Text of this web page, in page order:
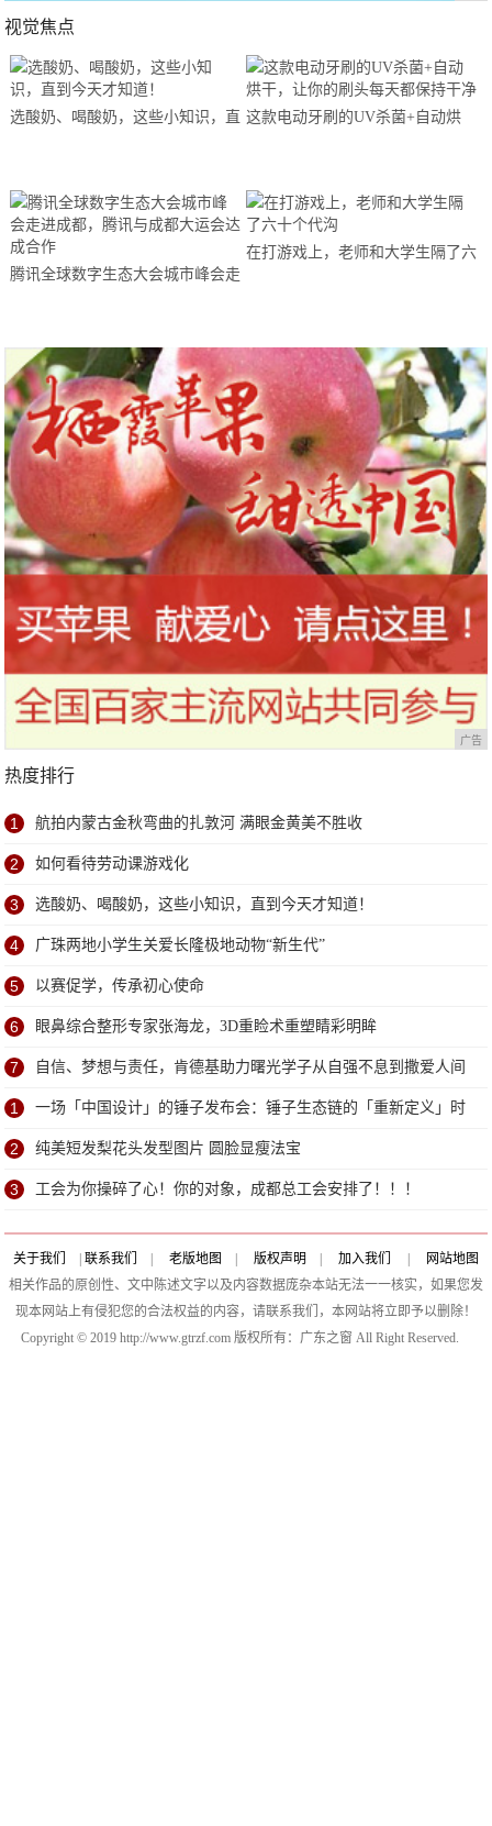
视觉焦点
选酸奶、喝酸奶，这些小知识，直 这款电动牙刷的UV杀菌+自动烘
腾讯全球数字生态大会城市峰会走
在打游戏上，老师和大学生隔了六
广告
热度排行
1 航拍内蒙古金秋弯曲的扎敦河 满眼金黄美不胜收
2 如何看待劳动课游戏化
3 选酸奶、喝酸奶，这些小知识，直到今天才知道！
4 广珠两地小学生关爱长隆极地动物“新生代”
5 以赛促学，传承初心使命
6 眼鼻综合整形专家张海龙，3D重睑术重塑睛彩明眸
7 自信、梦想与责任，肯德基助力曙光学子从自强不息到撒爱人间
1 一场「中国设计」的锤子发布会：锤子生态链的「重新定义」时
刻
2 纯美短发梨花头发型图片 圆脸显瘦法宝
3 工会为你操碎了心！你的对象，成都总工会安排了！！！
关于我们 联系我们 老版地图 版权声明 加入我们
网站地图
相关作品的原创性、文中陈述文字以及内容数据庞杂本站无法一一核实，如果您发
现本网站上有侵犯您的合法权益的内容，请联系我们，本网站将立即予以删除！
Copyright © 2019 http://www.gtrzf.com 版权所有：广东之窗 All Right Reserved.